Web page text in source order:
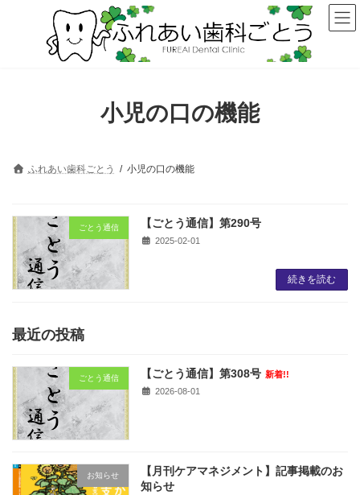
小児の口の機能
ふれあい歯科ごとう 小児の口の機能
ごとう通信 【ごとう通信】第290号
2025-02-01
続きを読む
最近の投稿
ごとう通信 【ごとう通信】第308号 新着!!
2026-08-01
お知らせ
【月刊ケアマネジメント】記事掲載のお
知らせ